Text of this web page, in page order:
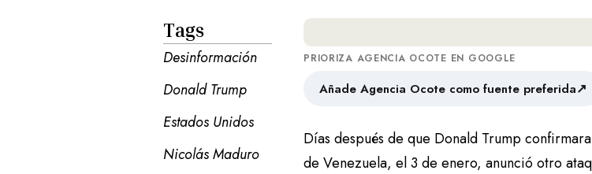
Tags
Desinformación
Donald Trump
Estados Unidos
Nicolás Maduro
PRIORIZA AGENCIA OCOTE EN GOOGLE
Añade Agencia Ocote como fuente preferida↗
Días después de que Donald Trump
de Venezuela, el 3 de enero, anunció otro